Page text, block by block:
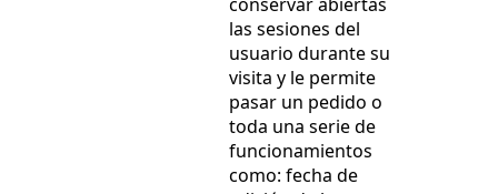
las sesiones del
usuario durante su
visita y le permite
pasar un pedido o
toda una serie de
funcionamientos
como: fecha de